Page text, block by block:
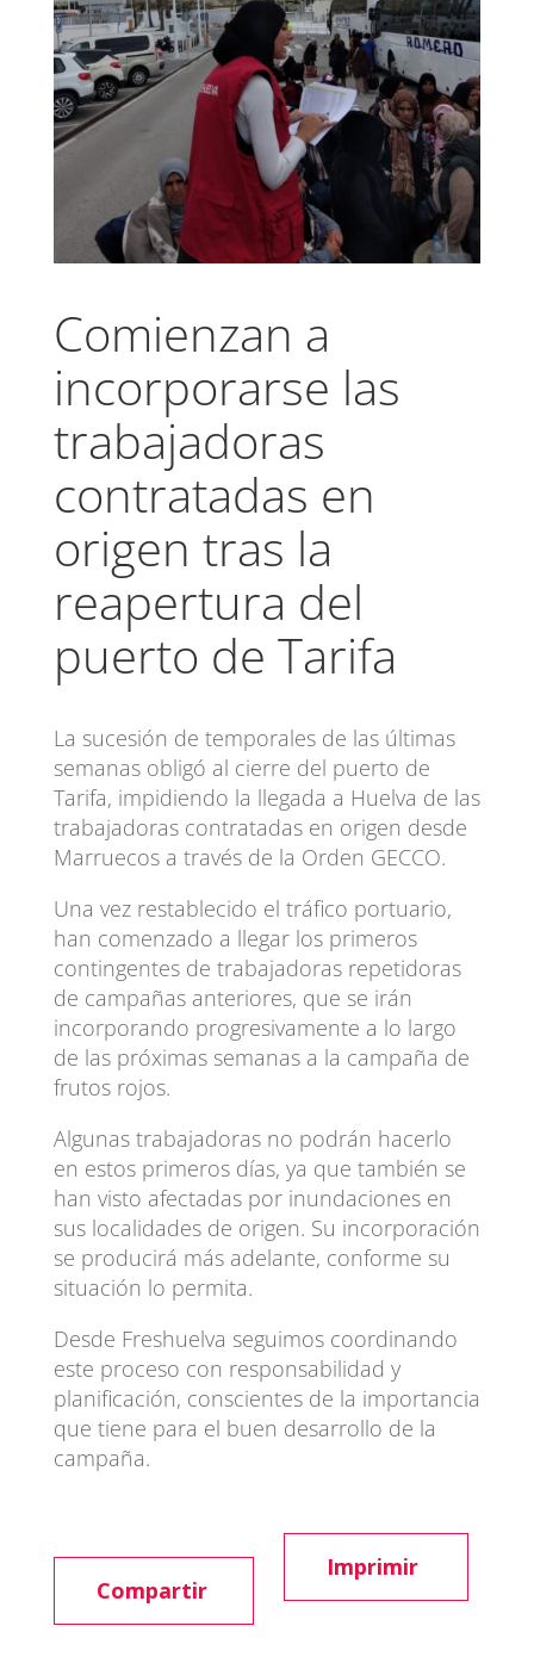
Comienzan a
incorporarse las
trabajadoras
contratadas en
origen tras la
reapertura del
puerto de Tarifa
La sucesión de temporales de las últimas
semanas obligó al cierre del puerto de
Tarifa, impidiendo la llegada a Huelva de las
trabajadoras contratadas en origen desde
Marruecos a través de la Orden GECCO.
Una vez restablecido el tráfico portuario,
han comenzado a llegar los primeros
contingentes de trabajadoras repetidoras
de campañas anteriores, que se irán
incorporando progresivamente a lo largo
de las próximas semanas a la campaña de
frutos rojos.
Algunas trabajadoras no podrán hacerlo
en estos primeros días, ya que también se
han visto afectadas por inundaciones en
sus localidades de origen. Su incorporación
se producirá más adelante, conforme su
situación lo permita.
Desde Freshuelva seguimos coordinando
este proceso con responsabilidad y
planificación, conscientes de la importancia
que tiene para el buen desarrollo de la
campaña.
Compartir
Imprimir